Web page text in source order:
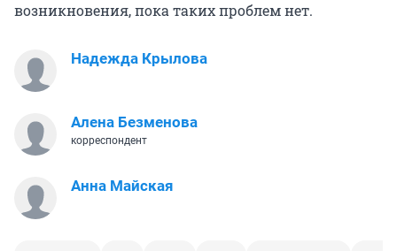
возникновения, пока таких проблем нет.
Надежда Крылова
Алена Безменова
корреспондент
Анна Майская